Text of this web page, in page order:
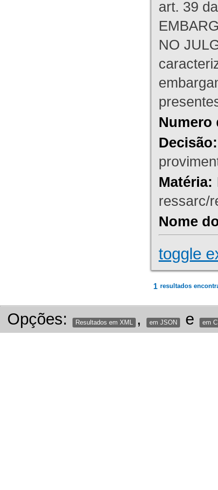
art. 39
NO
Numero
Decisão:
Matéria:
ressarc/
Nome
toggle
1 resultados
Opções: Resultados em XML , em JSON e em